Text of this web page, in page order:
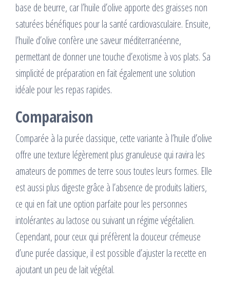
base de beurre, car l’huile d’olive apporte des graisses non
saturées bénéfiques pour la santé cardiovasculaire. Ensuite,
l’huile d’olive confère une saveur méditerranéenne,
permettant de donner une touche d’exotisme à vos plats. Sa
simplicité de préparation en fait également une solution
idéale pour les repas rapides.
Comparaison
Comparée à la purée classique, cette variante à l’huile d’olive
offre une texture légèrement plus granuleuse qui ravira les
amateurs de pommes de terre sous toutes leurs formes. Elle
est aussi plus digeste grâce à l’absence de produits laitiers,
ce qui en fait une option parfaite pour les personnes
intolérantes au lactose ou suivant un régime végétalien.
Cependant, pour ceux qui préfèrent la douceur crémeuse
d’une purée classique, il est possible d’ajuster la recette en
ajoutant un peu de lait végétal.